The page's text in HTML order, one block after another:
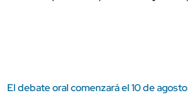
El debate oral comenzará el 10 de agosto